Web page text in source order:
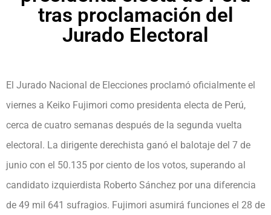
tras proclamación del
Jurado Electoral
El Jurado Nacional de Elecciones proclamó oficialmente el
viernes a Keiko Fujimori como presidenta electa de Perú,
cerca de cuatro semanas después de la segunda vuelta
electoral. La dirigente derechista ganó el balotaje del 7 de
junio con el 50.135 por ciento de los votos, superando al
candidato izquierdista Roberto Sánchez por una diferencia
de 49 mil 641 sufragios. Fujimori asumirá funciones el 28 de